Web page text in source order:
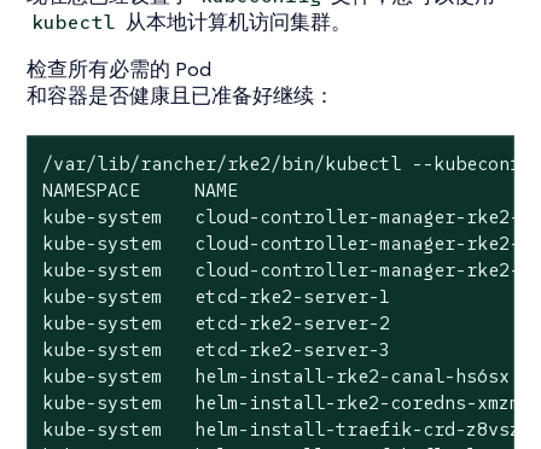
kubectl 从本地计算机访问集群。
检查所有必需的 Pod
和容器是否健康且已准备好继续：
/var/lib/rancher/rke2/bin/kubectl --
NAMESPACE     NAME
kube-system   cloud-controller-manager-
kube-system   cloud-controller-
kube-system   cloud-controller-
kube-system   etcd-rke2-server-1
kube-system   etcd-rke2-server-2
kube-system   etcd-rke2-server-3
kube-system   helm-install-rke2-canal-
kube-system   helm-install-rke2-
kube-system   helm-install-traefik-crd-